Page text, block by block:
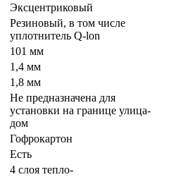
Эксцентриковый
Резиновый, в том числе
уплотнитель Q-lon
101 мм
1,4 мм
1,8 мм
Не предназначена для
установки на границе улица-
дом
Гофрокартон
Есть
4 слоя тепло-